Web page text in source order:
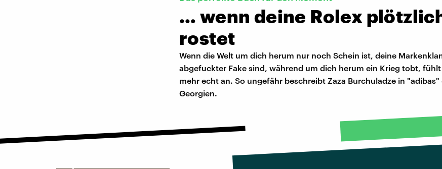
… wenn deine Rolex
rostet
Wenn die Welt um dich herum nur noch Schein ist, deine
abgefuckter Fake sind, während um dich herum ein Krieg tobt,
mehr echt an. So ungefähr beschreibt Zaza Burchuladze in "adibas"
Georgien.